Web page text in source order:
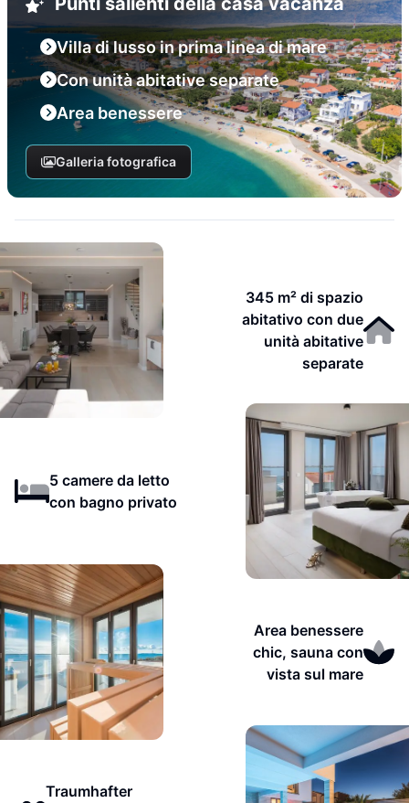
Villa di lusso in prima linea di mare
Con unità abitative separate
Area benessere
Galleria fotografica
345 m² di spazio
abitativo con due
unità abitative
separate
5 camere da letto
con bagno privato
Area benessere
chic, sauna con
vista sul mare
Traumhafter